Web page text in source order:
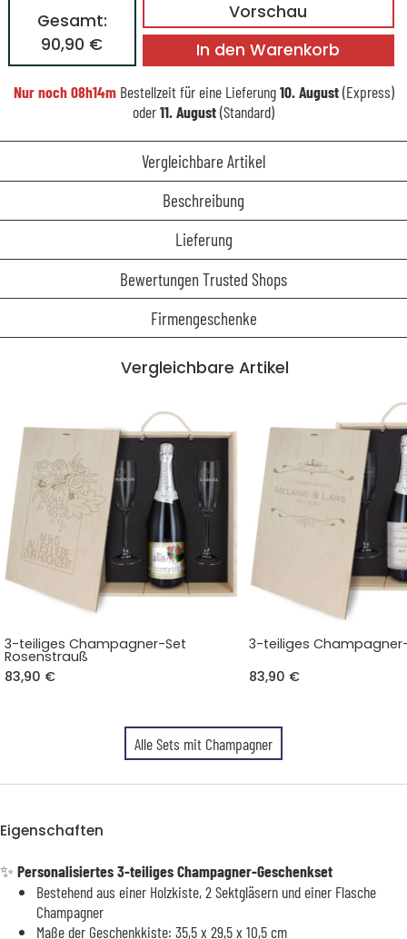
Vorschau
Gesamt:
90,90 €
In den Warenkorb
Nur noch08h14mBestellzeit für eine Lieferung10. August(Express)
oder11. August(Standard)
Vergleichbare Artikel
Beschreibung
Lieferung
Bewertungen Trusted Shops
Firmengeschenke
Vergleichbare Artikel
3-teiliges Champagner-Set
Rosenstrauß
83,90 €
3-teiliges
83,90 €
Alle Sets mit Champagner
Eigenschaften
✨ Personalisiertes 3-teiliges Champagner-Geschenkset
Bestehend aus einer Holzkiste, 2 Sektgläsern und einer Flasche
Champagner
Maße der Geschenkkiste: 35,5 x 29,5 x 10,5 cm